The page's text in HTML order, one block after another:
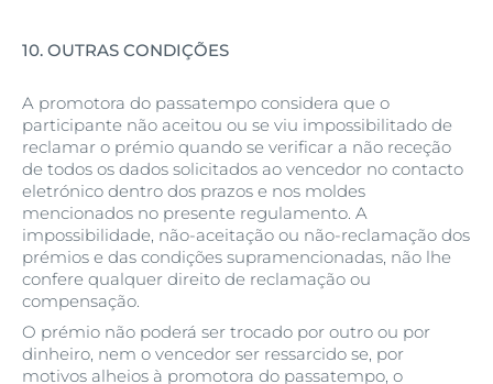
10. OUTRAS CONDIÇÕES
A promotora do passatempo considera que o
participante não aceitou ou se viu impossibilitado de
reclamar o prémio quando se verificar a não receção
de todos os dados solicitados ao vencedor no contacto
eletrónico dentro dos prazos e nos moldes
mencionados no presente regulamento. A
impossibilidade, não-aceitação ou não-reclamação dos
prémios e das condições supramencionadas, não lhe
confere qualquer direito de reclamação ou
compensação.
O prémio não poderá ser trocado por outro ou por
dinheiro, nem o vencedor ser ressarcido se, por
motivos alheios à promotora do passatempo, o